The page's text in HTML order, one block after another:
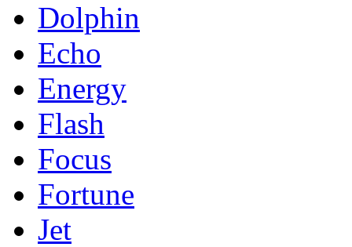
Dolphin
Echo
Energy
Flash
Focus
Fortune
Jet